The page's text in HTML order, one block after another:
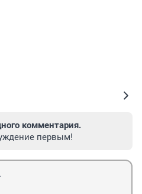
комментария.
первым!